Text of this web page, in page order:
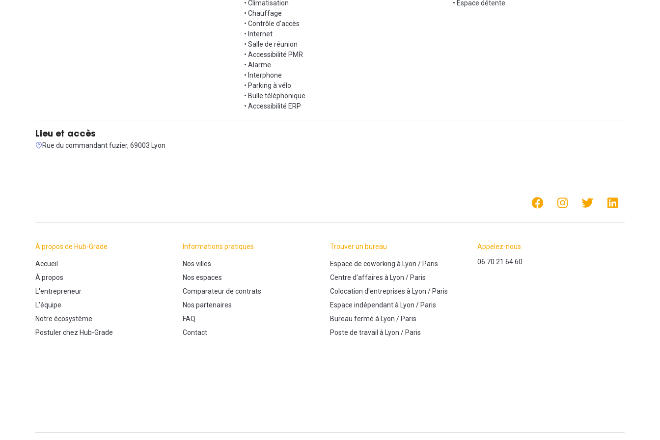
• Climatisation
• Chauffage
• Contrôle d'accès
• Internet
• Salle de réunion
• Accessibilité PMR
• Alarme
• Interphone
• Parking à vélo
• Bulle téléphonique
• Accessibilité ERP
• Espace détente
Lieu et accès
Rue du commandant fuzier, 69003 Lyon
À propos de Hub-Grade
Accueil
À propos
L'entrepreneur
L'équipe
Notre écosystème
Postuler chez Hub-Grade
Informations pratiques
Nos villes
Nos espaces
Comparateur de contrats
Nos partenaires
FAQ
Contact
Trouver un bureau
Espace de coworking à Lyon /Paris
Centre d'affaires à Lyon /Paris
Colocation d'entreprises à Lyon /Paris
Espace indépendantà Lyon /Paris
Bureau fermé à Lyon /Paris
Poste de travail à Lyon /Paris
Appelez-nous
06 70 21 64 60